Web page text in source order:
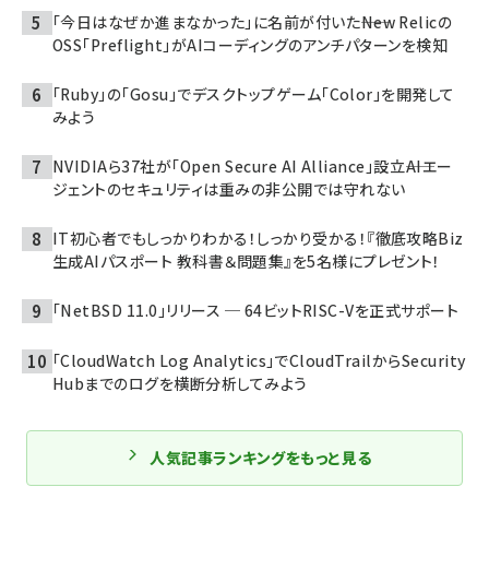
「今日はなぜか進まなかった」に名前が付いた――New Relicの
OSS「Preflight」がAIコーディングのアンチパターンを検知
「Ruby」の「Gosu」でデスクトップゲーム「Color」を開発して
みよう
NVIDIAら37社が「Open Secure AI Alliance」設立――AIエー
ジェントのセキュリティは重みの非公開では守れない
IT初心者でもしっかりわかる！しっかり受かる！『徹底攻略Biz
生成AIパスポート 教科書＆問題集』を5名様にプレゼント！
「NetBSD 11.0」リリース ─ 64ビットRISC-Vを正式サポート
「CloudWatch Log Analytics」でCloudTrailからSecurity
Hubまでのログを横断分析してみよう
人気記事ランキングをもっと見る